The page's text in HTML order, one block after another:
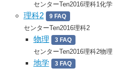
センターTen2016理科1化学
理科2 9 FAQ
センターTen2016理科2
物理 3 FAQ
センターTen2016理科2物理
地学 3 FAQ